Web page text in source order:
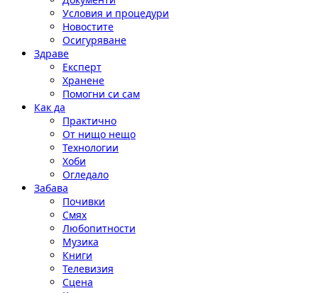
Условия и процедури
Новостите
Осигуряване
Здраве
Експерт
Хранене
Помогни си сам
Как да
Практично
От нищо нещо
Технологии
Хоби
Огледало
Забава
Почивки
Смях
Любопитности
Музика
Книги
Телевизия
Сцена